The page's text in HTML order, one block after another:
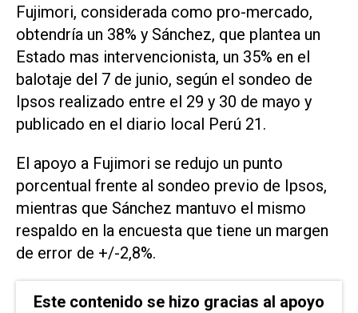
Fujimori, considerada como pro-mercado,
obtendría un 38% y Sánchez, que plantea un
Estado mas intervencionista, un 35% en el
balotaje del 7 de junio, según el sondeo de
Ipsos realizado entre el 29 y 30 de mayo y ​
publicado en el ⁠diario local Perú 21.
El apoyo a Fujimori se redujo ‌un punto
porcentual frente al sondeo previo de ⁠Ipsos,
mientras que Sánchez mantuvo el ⁠mismo
respaldo en la encuesta que tiene un margen
de error de +/-2,8%.
Este contenido se hizo gracias al apoyo